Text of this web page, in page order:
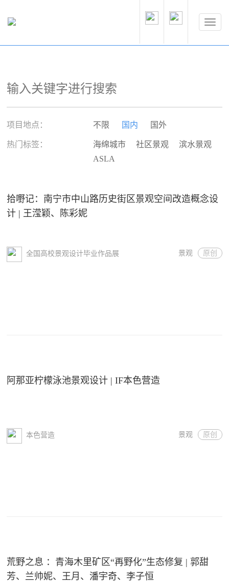
项目地点： 不限 国内 国外
热门标签： 海绵城市 社区景观
滨水景观
ASLA
拾嘢记：南宁市中山路历史街区景观空间改造概念设
计 | 王滢颖、陈彩妮
全国高校景观设计毕业作品展 景观 原创
阿那亚柠檬泳池景观设计 | IF本色营造
本色营造 景观 原创
荒野之息 ：青海木里矿区“再野化”生态修复 | 郭甜
芳、兰帅妮、王月、潘宇奇、李子恒